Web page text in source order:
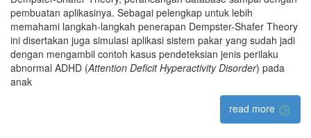
pembuatan aplikasinya. Sebagai pelengkap untuk lebih
memahami langkah-langkah penerapan Dempster-Shafer Theory
ini disertakan juga simulasi aplikasi sistem pakar yang sudah jadi
dengan mengambil contoh kasus pendeteksian jenis perilaku
abnormal ADHD (Attention Deficit Hyperactivity Disorder) pada
anak
read more